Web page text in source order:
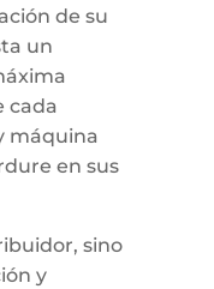
de su
un
cada
máquina
en sus
sino
y